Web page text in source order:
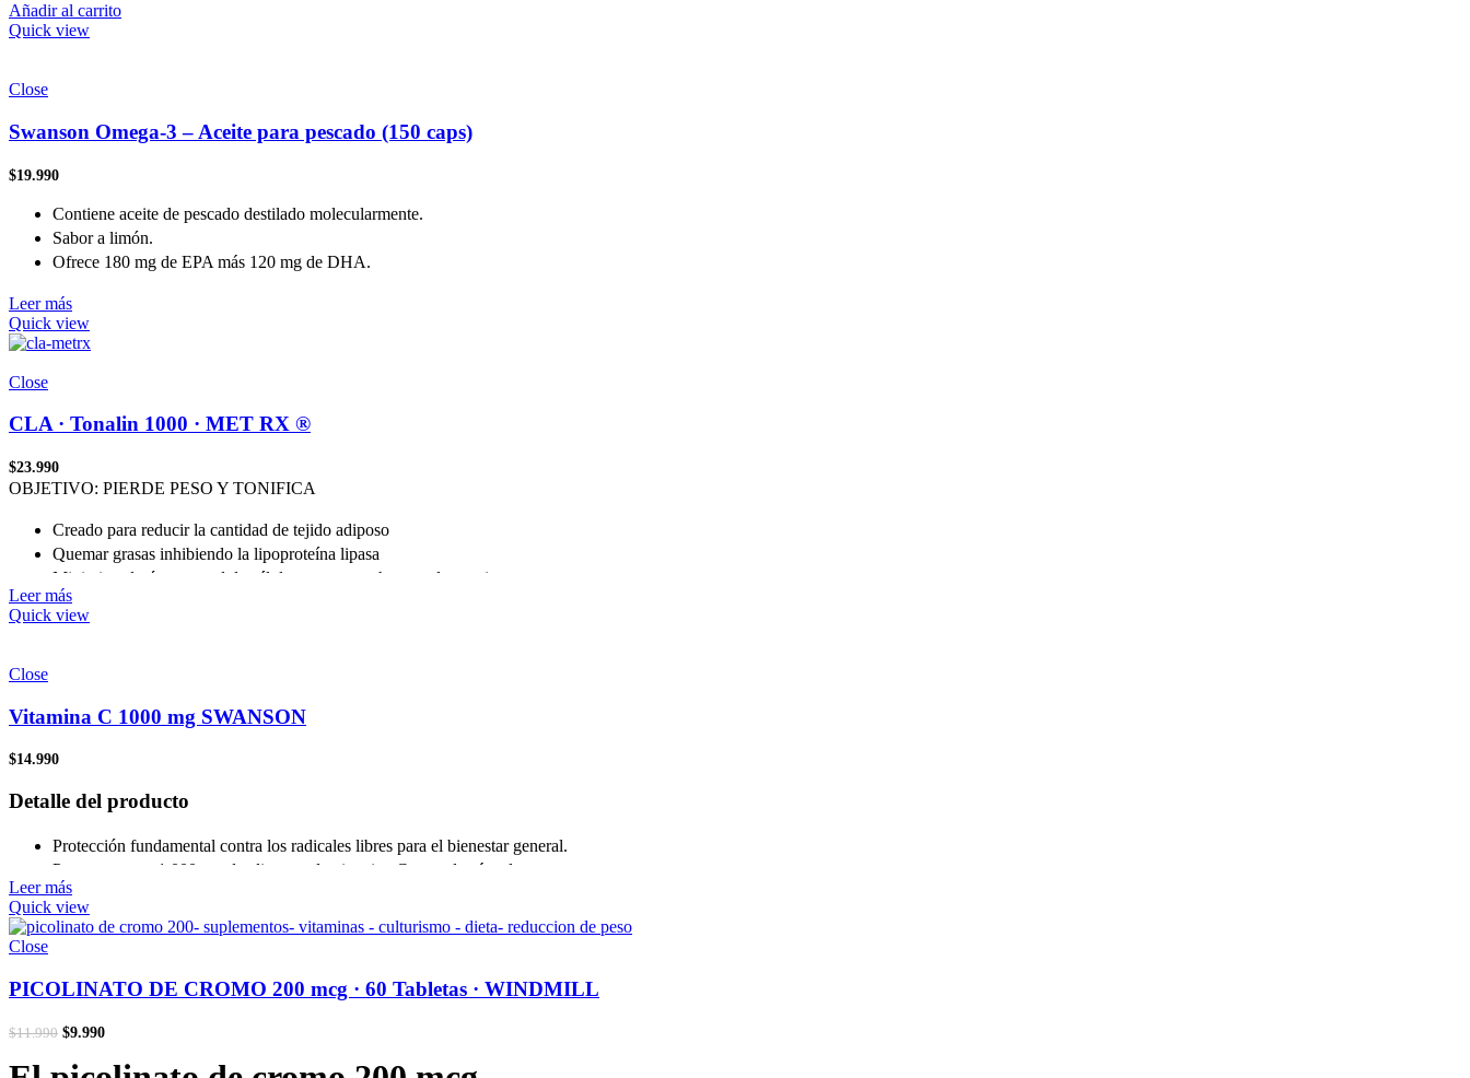
Añadir al carrito
Quick view
Close
Swanson Omega-3 – Aceite para pescado (150 caps)
$19.990
Contiene aceite de pescado destilado molecularmente.
Sabor a limón.
Ofrece 180 mg de EPA más 120 mg de DHA.
Leer más
Quick view
Close
CLA · Tonalin 1000 · MET RX ®
$23.990
OBJETIVO: PIERDE PESO Y TONIFICA
Creado para reducir la cantidad de tejido adiposo
Quemar grasas inhibiendo la lipoproteína lipasa
Minimiza el número total de células grasas que hay en el organismo.
Leer más
Quick view
Close
Vitamina C 1000 mg SWANSON
$14.990
Detalle del producto
Protección fundamental contra los radicales libres para el bienestar general.
Potente y puro 1,000 mg de alimento de vitamina C en cada cápsula.
Con rosa mosqueta añadida para mejorar la absorción y la potencia.
Información de servicio
Tamaño de la porción: 1 cápsula
90Caps
Leer más
Quick view
Close
PICOLINATO DE CROMO 200 mcg · 60 Tabletas · WINDMILL
$11.990 El
original
$9.990El
actual